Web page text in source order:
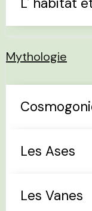
Mythologie
Les Ases
Les Vanes